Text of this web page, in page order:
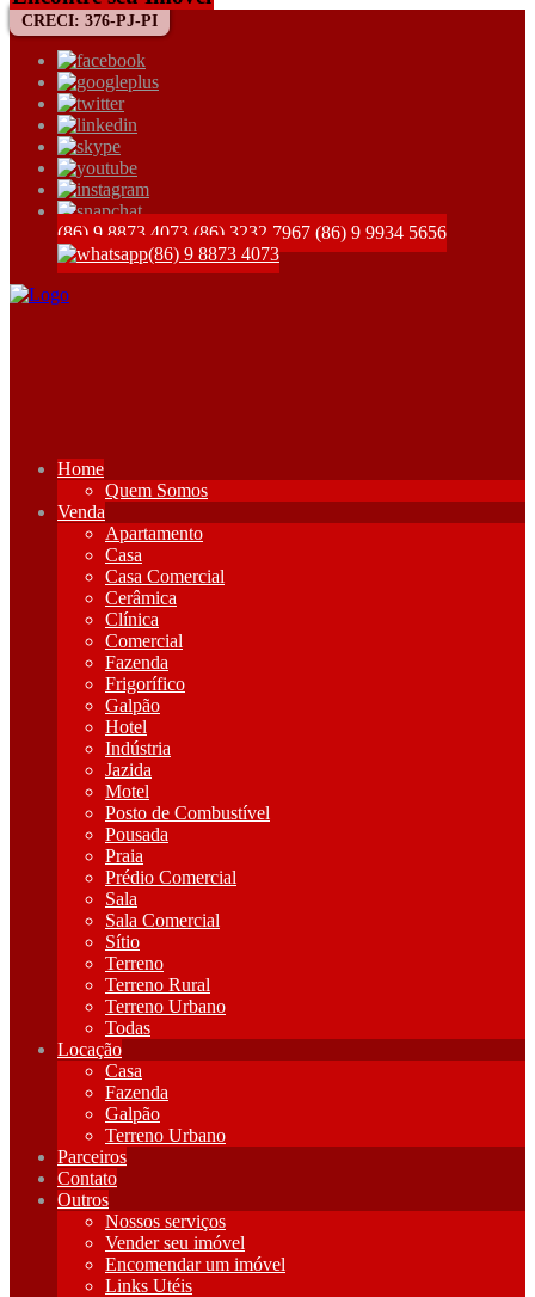
CRECI: 376-PJ-PI
(86) 9 8873 4073 (86) 3232 7967 (86) 9 9934 5656
(86) 9 8873 4073
Home
Quem Somos
Venda
Apartamento
Casa
Casa Comercial
Cerâmica
Clínica
Comercial
Fazenda
Frigorífico
Galpão
Hotel
Indústria
Jazida
Motel
Posto de Combustível
Pousada
Praia
Prédio Comercial
Sala
Sala Comercial
Sítio
Terreno
Terreno Rural
Terreno Urbano
Todas
Locação
Casa
Fazenda
Galpão
Terreno Urbano
Parceiros
Contato
Outros
Nossos serviços
Vender seu imóvel
Encomendar um imóvel
Links Utéis